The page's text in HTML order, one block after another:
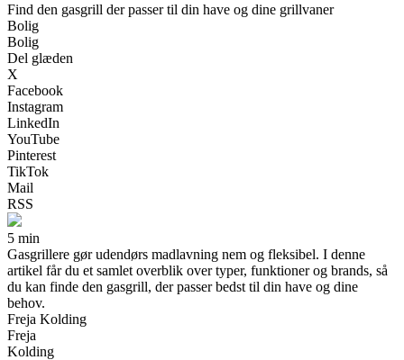
Find den gasgrill der passer til din have og dine grillvaner
Bolig
Bolig
Del glæden
X
Facebook
Instagram
LinkedIn
YouTube
Pinterest
TikTok
Mail
RSS
5 min
Gasgrillere gør udendørs madlavning nem og fleksibel. I denne
artikel får du et samlet overblik over typer, funktioner og brands, så
du kan finde den gasgrill, der passer bedst til din have og dine
behov.
Freja Kolding
Freja
Kolding